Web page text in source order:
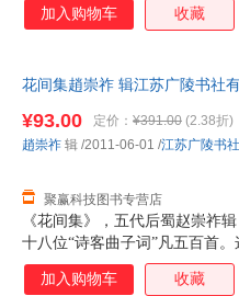
村丛书》六卷别集一卷本为底
加入购物车 收藏
花间集趙崇祚 辑江苏广陵书社
《花间集》，五代后蜀赵崇祚
十八位“诗客曲子词”凡五百首
文人词集，它不仅汇集了晚唐
丽之风为文坛确立了一种新的
¥93.00 定价： ¥391.00 (2.38折)
聚赢科技图书专营店
趙崇祚 辑 /2011-06-01 /江苏广陵书
加入购物车 收藏